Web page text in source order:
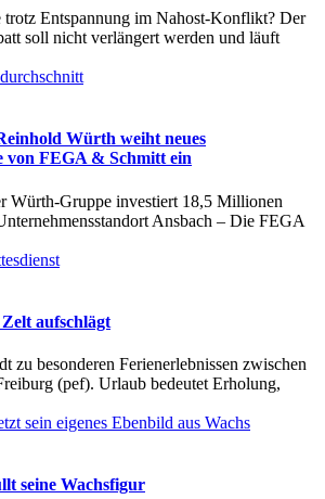
trotz Entspannung im Nahost-Konflikt? Der
soll nicht verlängert werden und läuft
Würth weiht neues
von FEGA & Schmitt ein
Würth-Gruppe investiert 18,5 Millionen
Ansbach – Die FEGA
aufschlägt
zu besonderen Ferienerlebnissen zwischen
(pef). Urlaub bedeutet Erholung,
seine Wachsfigur